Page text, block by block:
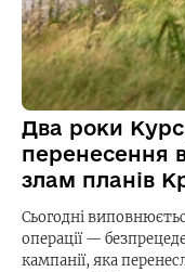
Два роки
перенесення
злам планів
Сьогодні
операції —
кампанії, яка